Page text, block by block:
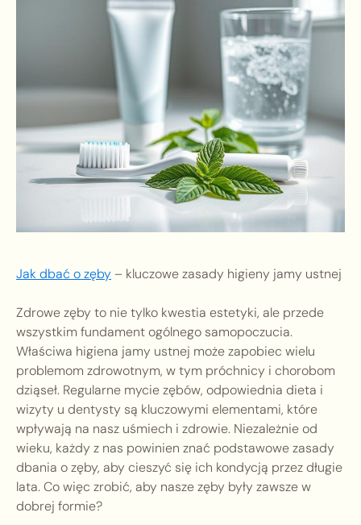
Jak dbać o zęby– kluczowe zasady higieny jamy ustnej
Zdrowe zęby to nie tylko kwestia estetyki, ale przede
wszystkim fundament ogólnego samopoczucia.
Właściwa higiena jamy ustnej może zapobiec wielu
problemom zdrowotnym, w tym próchnicy i chorobom
dziąseł. Regularne mycie zębów, odpowiednia dieta i
wizyty u dentysty są kluczowymi elementami, które
wpływają na nasz uśmiech i zdrowie. Niezależnie od
wieku, każdy z nas powinien znać podstawowe zasady
dbania o zęby, aby cieszyć się ich kondycją przez długie
lata. Co więc zrobić, aby nasze zęby były zawsze w
dobrej formie?